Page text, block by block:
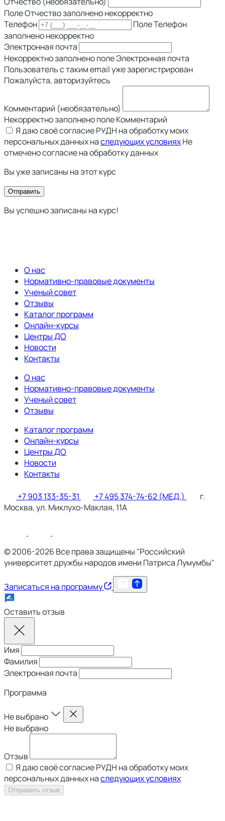
Поле Отчество заполнено некорректно
Телефон
Поле Телефон
заполнено некорректно
Электронная почта
Некорректно заполнено поле Электронная почта
Пользователь с таким email уже зарегистрирован
Пожалуйста, авторизуйтесь
Комментарий (необязательно)
Некорректно заполнено поле Комментарий
Я даю своё согласие РУДН на обработку моих
персональных данных наследующих условияхНе
отмечено согласие на обработку данных
Вы уже записаны на этот курс
Отправить
Вы успешно записаны на курс!
О нас
Нормативно-правовые документы
Ученый совет
Отзывы
Каталог программ
Онлайн-курсы
Центры ДО
Новости
Контакты
О нас
Нормативно-правовые документы
Ученый совет
Отзывы
Каталог программ
Онлайн-курсы
Центры ДО
Новости
Контакты
+7 903 133-35-31 +7 495 374-74-62 (МЕД.)
г.
Москва, ул. Миклухо-Маклая, 11А
© 2006-2026 Все права защищены "Российский
университет дружбы народов имени Патриса Лумумбы"
Записаться на программу
Оставить отзыв
Имя
Фамилия
Электронная почта
Программа
Не выбрано
Не выбрано
Отзыв
Я даю своё согласие РУДН на обработку моих
персональных данных наследующих условиях
Отправить отзыв